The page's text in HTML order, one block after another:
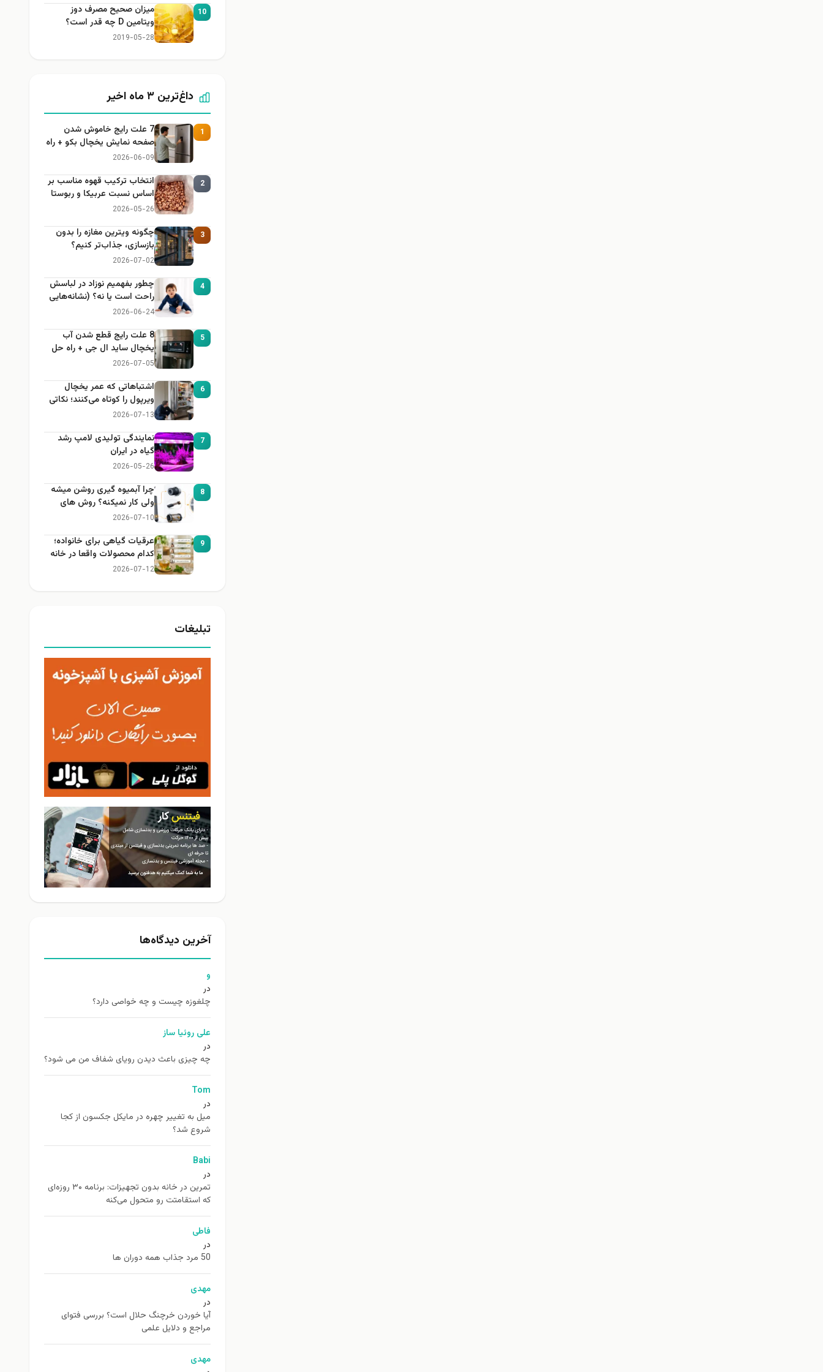
10
میزان صحیح مصرف دوز
ویتامین D چه قدر است؟
2019-05-28
داغ‌ترین ۳ ماه اخیر
1
7 علت رایج خاموش شدن
صفحه نمایش یخچال بکو + راه
حل
2026-06-09
2
انتخاب ترکیب قهوه مناسب بر
اساس نسبت عربیکا و ربوستا
2026-05-26
3
چگونه ویترین مغازه را بدون
بازسازی، جذاب‌تر کنیم؟
2026-07-02
4
چطور بفهمیم نوزاد در لباسش
راحت است یا نه؟ (نشانه‌هایی
که هر مادر باید بداند)
2026-06-24
5
8 علت رایج قطع شدن آب
یخچال ساید ال جی + راه حل
2026-07-05
6
اشتباهاتی که عمر یخچال
ویرپول را کوتاه می‌کنند؛ نکاتی
که باید بدانید
2026-07-13
7
نمایندگی تولیدی لامپ رشد
گیاه در ایران
2026-05-26
8
چرا آبمیوه گیری روشن میشه
ولی کار نمیکنه؟ روش های
عیب یابی
2026-07-10
9
عرقیات گیاهی برای خانواده؛
کدام محصولات واقعا در خانه
کاربرد دارند؟
2026-07-12
تبلیغات
آخرین دیدگاه‌ها
و
در
چلغوزه چیست و چه خواصی دارد؟
علی روئیا ساز
در
چه چیزی باعث دیدن رویای شفاف من می شود؟
Tom
در
ميل به تغيير چهره در مایکل جکسون از كجا
شروع شد؟
Babi
در
تمرین در خانه بدون تجهیزات: برنامه ۳۰ روزه‌ای
که استقامتت رو متحول می‌کنه
فاطی
در
50 مرد جذاب همه دوران ها
مهدی
در
آیا خوردن خرچنگ حلال است؟ بررسی فتوای
مراجع و دلایل علمی
مهدی